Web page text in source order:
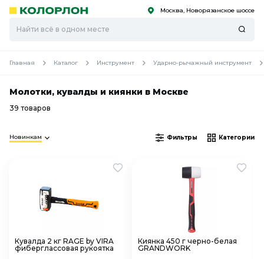
Скоро
Скоро Москва, Новорязанское шоссе
Главная Каталог Инструмент Ударно-рычажный инструмент
Молотки, кувалды и киянки в Москве
39 товаров
Новинкам Фильтры Категории
Кувалда 2 кг RAGE by VIRA
фиберглассовая рукоятка
Киянка 450 г черно-белая
GRANDWORK